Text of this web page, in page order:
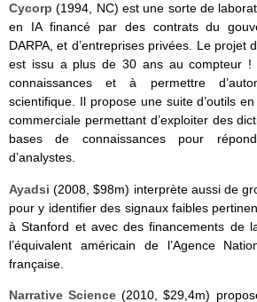
Cycorp (1994, NC) est une sorte de
en IA financé par des contrats du
DARPA, et d’entreprises privées. Le projet
est issu a plus de 30 ans au compteur !
connaissances et à permettre
scientifique. Il propose une suite d’outils
commerciale permettant d’exploiter des
bases de connaissances pour
d’analystes.
Ayadsi(2008, $98m) interprète aussi de
pour y identifier des signaux faibles
à Stanford et avec des financements de
l’équivalent américain de l’Agence
française.
Narrative Science (2010, $29,4m)